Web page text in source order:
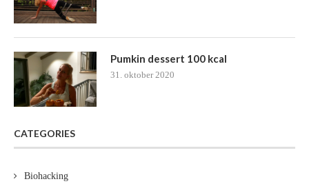
Pumkin dessert 100 kcal
31. oktober 2020
CATEGORIES
Biohacking